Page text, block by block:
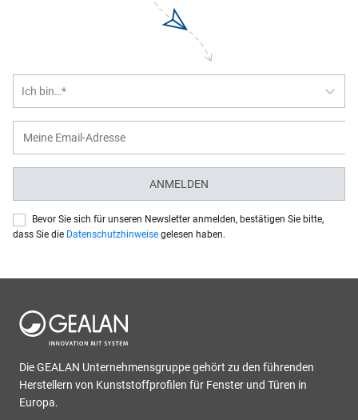
Ich bin…*
ANMELDEN
Bevor Sie sich für unseren Newsletter anmelden, bestätigen Sie bitte,
dass Sie die Datenschutzhinweise gelesen haben.
Die GEALAN Unternehmensgruppe gehört zu den führenden
Herstellern von Kunststoffprofilen für Fenster und Türen in
Europa.